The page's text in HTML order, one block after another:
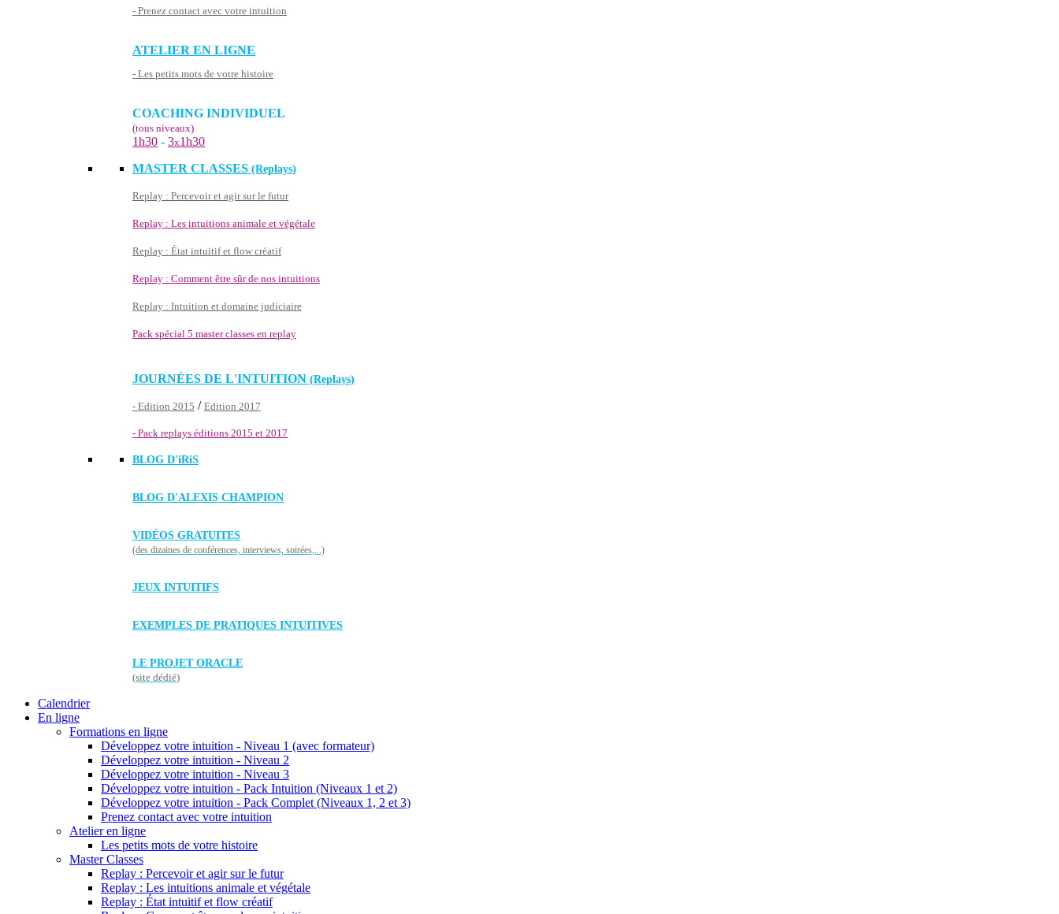
- Prenez contact avec votre intuition
ATELIER EN LIGNE
- Les petits mots de votre histoire
COACHING INDIVIDUEL
(tous niveaux)
1h30 - 3x1h30
MASTER CLASSES (Replays)
Replay : Percevoir et agir sur le futur
Replay : Les intuitions animale et végétale
Replay : État intuitif et flow créatif
Replay : Comment être sûr de nos intuitions
Replay : Intuition et domaine judiciaire
Pack spécial 5 master classes en replay
JOURNÉES DE L'INTUITION (Replays)
- Edition 2015 / Edition 2017
- Pack replays éditions 2015 et 2017
BLOG D'iRiS
BLOG D'ALEXIS CHAMPION
VIDÉOS GRATUITES
(des dizaines de conférences, interviews, soirées,...)
JEUX INTUITIFS
EXEMPLES DE PRATIQUES INTUITIVES
LE PROJET ORACLE
(site dédié)
Calendrier
En ligne
Formations en ligne
Développez votre intuition - Niveau 1 (avec formateur)
Développez votre intuition - Niveau 2
Développez votre intuition - Niveau 3
Développez votre intuition - Pack Intuition (Niveaux 1 et 2)
Développez votre intuition - Pack Complet (Niveaux 1, 2 et 3)
Prenez contact avec votre intuition
Atelier en ligne
Les petits mots de votre histoire
Master Classes
Replay : Percevoir et agir sur le futur
Replay : Les intuitions animale et végétale
Replay : État intuitif et flow créatif